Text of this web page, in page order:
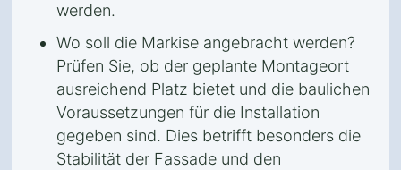
werden.
Wo soll die Markise angebracht werden?
Prüfen Sie, ob der geplante Montageort
ausreichend Platz bietet und die baulichen
Voraussetzungen für die Installation
gegeben sind. Dies betrifft besonders die
Stabilität der Fassade und den